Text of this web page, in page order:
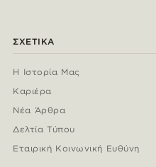
ΣΧΕΤΙΚΆ
Η Ιστορία Μας
Καριέρα
Νέα Άρθρα
Δελτία Τύπου
Εταιρική Κοινωνική Ευθύνη